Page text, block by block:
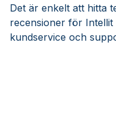
Det är enkelt att hitta
recensioner för
kundservice och